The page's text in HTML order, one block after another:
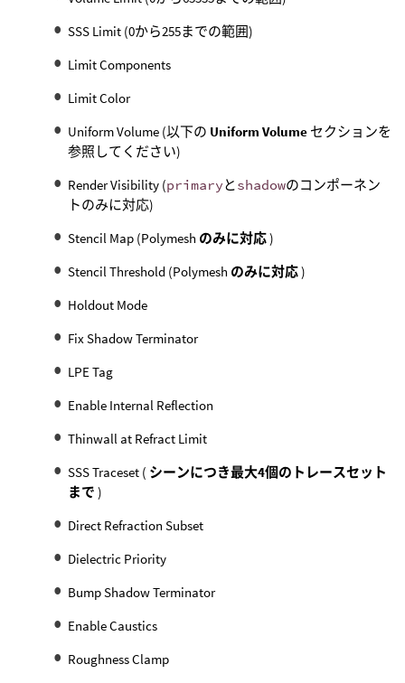
SSS Limit (0から255までの範囲)
Limit Components
Limit Color
Uniform Volume (以下の Uniform Volume セクションを
参照してください)
Render Visibility (primaryとshadowのコンポーネン
トのみに対応)
Stencil Map (Polymesh のみに対応)
Stencil Threshold (Polymesh のみに対応)
Holdout Mode
Fix Shadow Terminator
LPE Tag
Enable Internal Reflection
Thinwall at Refract Limit
SSS Traceset ( シーンにつき最大4個のトレースセット
まで )
Direct Refraction Subset
Dielectric Priority
Bump Shadow Terminator
Enable Caustics
Roughness Clamp